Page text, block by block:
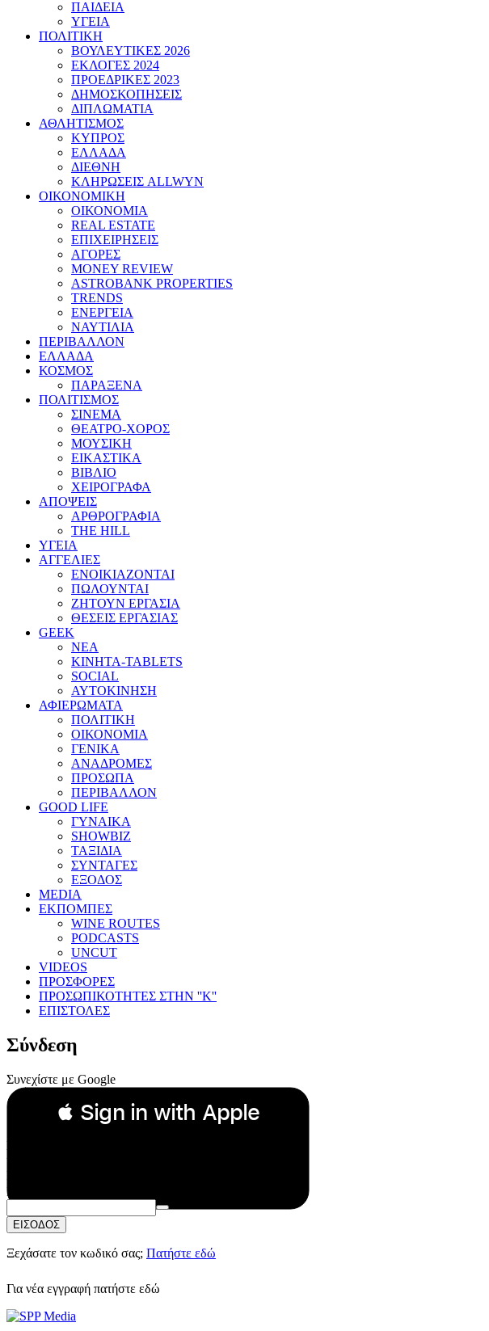
ΠΑΙΔΕΙΑ
ΥΓΕΙΑ
ΠΟΛΙΤΙΚΗ
ΒΟΥΛΕΥΤΙΚΕΣ 2026
ΕΚΛΟΓΕΣ 2024
ΠΡΟΕΔΡΙΚΕΣ 2023
ΔΗΜΟΣΚΟΠΗΣΕΙΣ
ΔΙΠΛΩΜΑΤΙΑ
ΑΘΛΗΤΙΣΜΟΣ
ΚΥΠΡΟΣ
ΕΛΛΑΔΑ
ΔΙΕΘΝΗ
ΚΛΗΡΩΣΕΙΣ ALLWYN
ΟΙΚΟΝΟΜΙΚΗ
ΟΙΚΟΝΟΜΙΑ
REAL ESTATE
ΕΠΙΧΕΙΡΗΣΕΙΣ
ΑΓΟΡΕΣ
MONEY REVIEW
ASTROBANK PROPERTIES
TRENDS
ΕΝΕΡΓΕΙΑ
ΝΑΥΤΙΛΙΑ
ΠΕΡΙΒΑΛΛΟΝ
ΕΛΛΑΔΑ
ΚΟΣΜΟΣ
ΠΑΡΑΞΕΝΑ
ΠΟΛΙΤΙΣΜΟΣ
ΣΙΝΕΜΑ
ΘΕΑΤΡΟ-ΧΟΡΟΣ
ΜΟΥΣΙΚΗ
ΕΙΚΑΣΤΙΚΑ
ΒΙΒΛΙΟ
ΧΕΙΡΟΓΡΑΦΑ
ΑΠΟΨΕΙΣ
ΑΡΘΡΟΓΡΑΦΙΑ
THE HILL
ΥΓΕΙΑ
ΑΓΓΕΛΙΕΣ
ΕΝΟΙΚΙΑΖΟΝΤΑΙ
ΠΩΛΟΥΝΤΑΙ
ΖΗΤΟΥΝ ΕΡΓΑΣΙΑ
ΘΕΣΕΙΣ ΕΡΓΑΣΙΑΣ
GEEK
ΝΕΑ
ΚΙΝΗΤΑ-TABLETS
SOCIAL
ΑΥΤΟΚΙΝΗΣΗ
ΑΦΙΕΡΩΜΑΤΑ
ΠΟΛΙΤΙΚΗ
ΟΙΚΟΝΟΜΙΑ
ΓΕΝΙΚΑ
ΑΝΑΔΡΟΜΕΣ
ΠΡΟΣΩΠΑ
ΠΕΡΙΒΑΛΛΟΝ
GOOD LIFE
ΓΥΝΑΙΚΑ
SHOWBIZ
ΤΑΞΙΔΙΑ
ΣΥΝΤΑΓΕΣ
ΕΞΟΔΟΣ
MEDIA
ΕΚΠΟΜΠΕΣ
WINE ROUTES
PODCASTS
UNCUT
VIDEOS
ΠΡΟΣΦΟΡΕΣ
ΠΡΟΣΩΠΙΚΟΤΗΤΕΣ ΣΤΗΝ ''Κ''
ΕΠΙΣΤΟΛΕΣ
Σύνδεση
Συνεχίστε με Google
 Sign in with Apple
Συνεχίστε με Apple
ή
Email:
Κωδικός Πρόσβασης:
ΕΙΣΟΔΟΣ
Ξεχάσατε τον κωδικό σας; Πατήστε εδώ
Για νέα εγγραφή πατήστε εδώ